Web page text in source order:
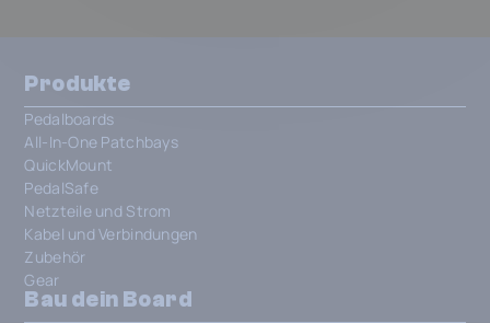
Produkte
Pedalboards
All-In-One Patchbays
QuickMount
PedalSafe
Netzteile und Strom
Kabel und Verbindungen
Zubehör
Gear
Bau dein Board